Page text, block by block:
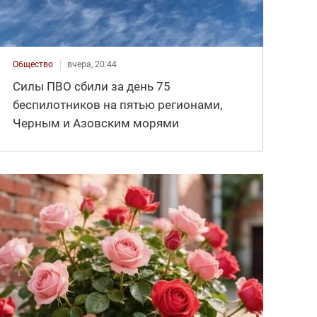
Общество вчера, 20:44
Силы ПВО сбили за день 75
беспилотников на пятью регионами,
Черным и Азовским морями